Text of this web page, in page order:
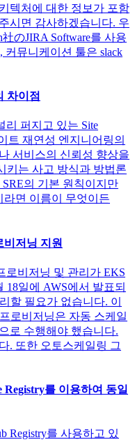
텍처에 대한 정보가 포함
시면 감사하겠습니다. 우
のJIRA Software를 사용
커뮤니케이션 툴은 slack
차이점
리 퍼지고 있는 Site
트 재연성 엔지니어링의
서비스의 신뢰성 향상을
키는 사고 방식과 방법론
의 기본 원칙이지만
면 이름이 무엇이든
비저닝 지원
로비저닝 및 관리가 EKS
18일에 AWS에서 발표되
할 필요가 없습니다. 이
로비저닝은 자동 스케일
로 수행해야 했습니다.
. 또한 오토스케일링 그
Registry를 이용하여 동일
Registry를 사용하고 있